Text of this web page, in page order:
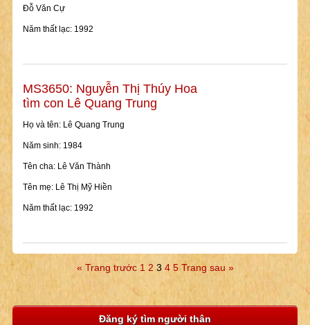
Đỗ Văn Cự
Năm thất lạc: 1992
MS3650: Nguyễn Thị Thúy Hoa
tìm con Lê Quang Trung
Họ và tên: Lê Quang Trung
Năm sinh: 1984
Tên cha: Lê Văn Thành
Tên mẹ: Lê Thị Mỹ Hiền
Năm thất lạc: 1992
« Trang trước 1 2 3 4 5 Trang sau »
Đăng ký tìm người thân